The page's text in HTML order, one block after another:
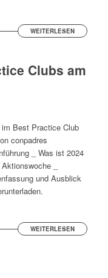
WEITERLESEN
Clubs am
Best Practice Club
conpadres
_ Was ist 2024
_
und Ausblick
WEITERLESEN